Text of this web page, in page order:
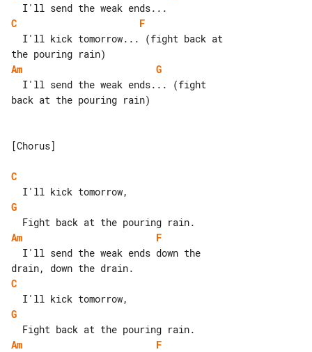
C
F
Am
G
back at the pouring rain)
[Chorus]
C
G
Am
F
C
G
Am
F